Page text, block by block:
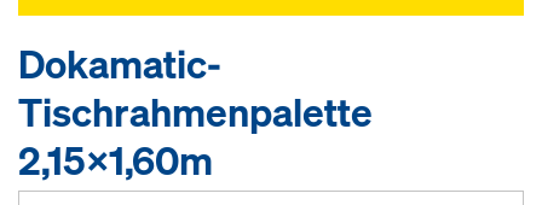
Dokamatic-
Tischrahmenpalette
2,15x1,60m